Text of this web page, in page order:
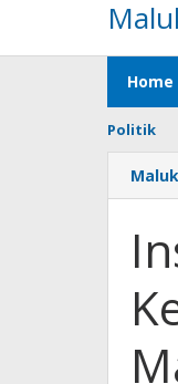
konten
Home
Politik